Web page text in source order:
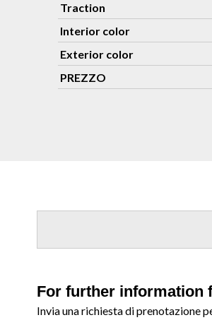
Traction
Interior color
Exterior color
PREZZO
For further information
Invia una richiesta di prenotazione